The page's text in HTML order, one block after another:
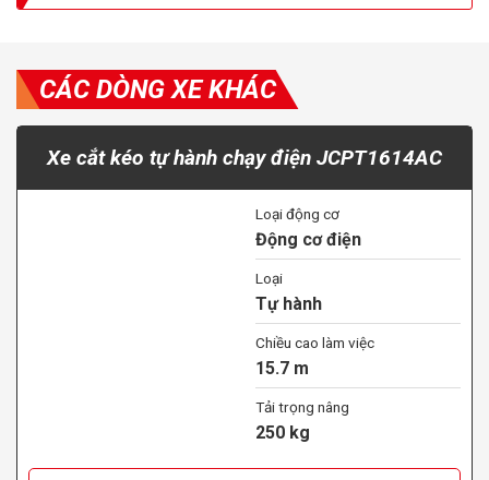
CÁC DÒNG XE KHÁC
Xe cắt kéo tự hành chạy điện JCPT1614AC
Loại động cơ
Động cơ điện
Loại
Tự hành
Chiều cao làm việc
15.7 m
Tải trọng nâng
250 kg